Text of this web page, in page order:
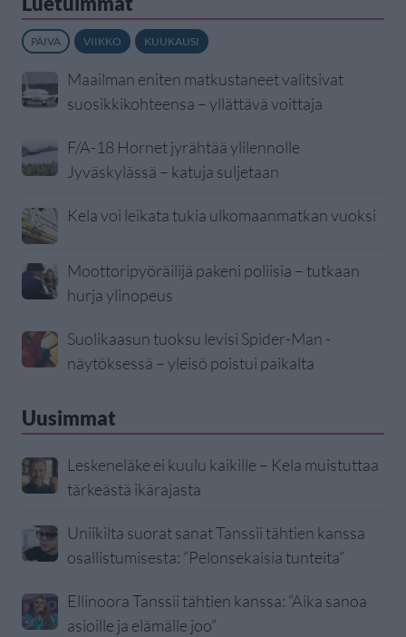
PÄIVÄ VIIKKO KUUKAUSI
Maailman eniten matkustaneet valitsivat
suosikkikohteensa – yllättävä voittaja
F/A-18 Hornet jyrähtää ylilennolle
Jyväskylässä – katuja suljetaan
Kela voi leikata tukia ulkomaanmatkan vuoksi
Moottoripyöräilijä pakeni poliisia – tutkaan
hurja ylinopeus
Suolikaasun tuoksu levisi Spider-Man -
näytöksessä – yleisö poistui paikalta
Uusimmat
Leskeneläke ei kuulu kaikille – Kela muistuttaa
tärkeästä ikärajasta
Uniikilta suorat sanat Tanssii tähtien kanssa
osallistumisesta: ”Pelonsekaisia tunteita”
Ellinoora Tanssii tähtien kanssa: ”Aika sanoa
asioille ja elämälle joo”